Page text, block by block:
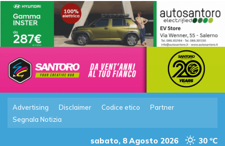
Advertising Disclaimer Codice etico
Partner
Segnala Notizia
sabato, 8 Agosto 2026 30 °C